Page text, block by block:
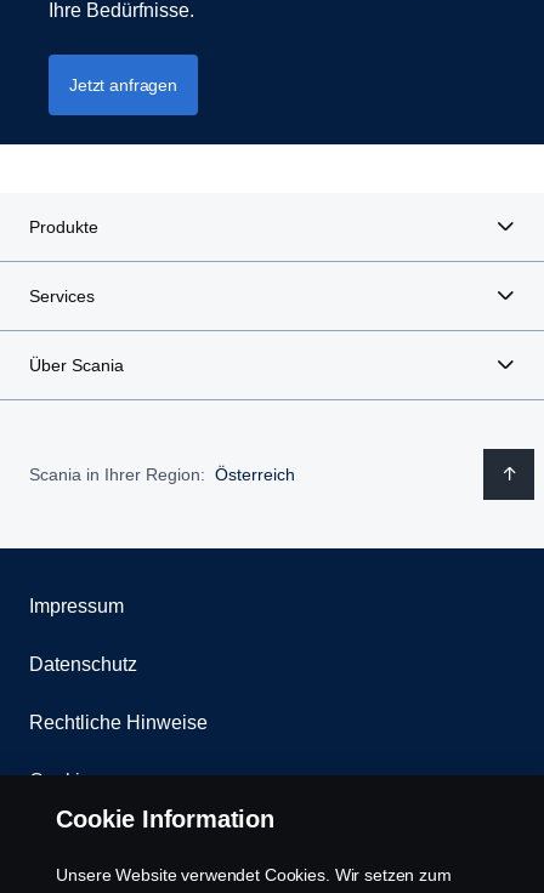
Ihre Bedürfnisse.
Jetzt anfragen
Produkte
Services
Über Scania
Scania in Ihrer Region: Österreich
Impressum
Datenschutz
Rechtliche Hinweise
Cookies
Cookie Information
Unsere Website verwendet Cookies. Wir setzen zum